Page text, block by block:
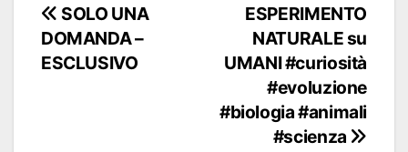
Navigazione
articoli
ESPERIMENTO
NATURALE su
UMANI #curiosità
#evoluzione
#biologia #animali
#scienza
SOLO UNA
DOMANDA –
ESCLUSIVO